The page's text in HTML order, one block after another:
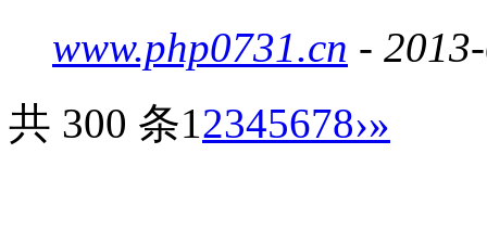
www.php0731.cn -
共 300 条12345678›»